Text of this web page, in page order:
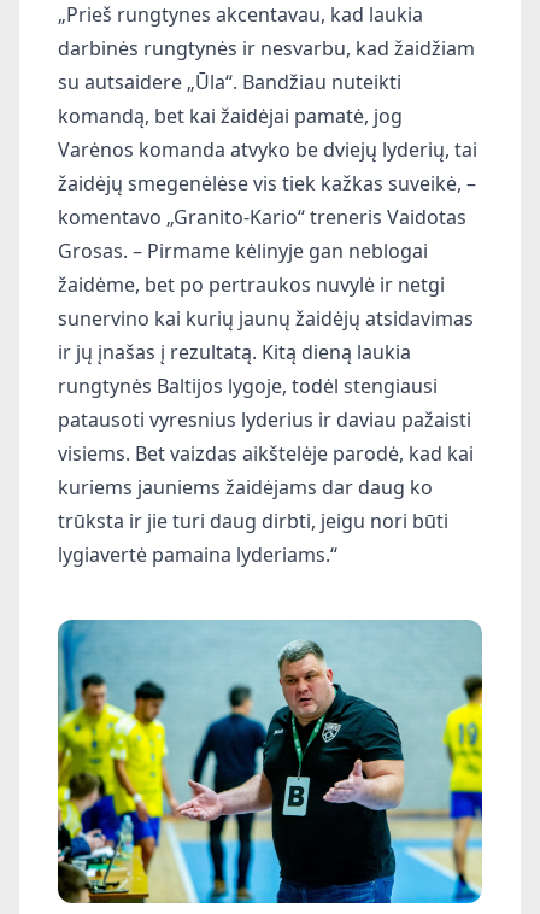
„Prieš rungtynes akcentavau, kad laukia
darbinės rungtynės ir nesvarbu, kad žaidžiam
su autsaidere „Ūla“. Bandžiau nuteikti
komandą, bet kai žaidėjai pamatė, jog
Varėnos komanda atvyko be dviejų lyderių, tai
žaidėjų smegenėlėse vis tiek kažkas suveikė, –
komentavo „Granito-Kario“ treneris Vaidotas
Grosas. – Pirmame kėlinyje gan neblogai
žaidėme, bet po pertraukos nuvylė ir netgi
sunervino kai kurių jaunų žaidėjų atsidavimas
ir jų įnašas į rezultatą. Kitą dieną laukia
rungtynės Baltijos lygoje, todėl stengiausi
patausoti vyresnius lyderius ir daviau pažaisti
visiems. Bet vaizdas aikštelėje parodė, kad kai
kuriems jauniems žaidėjams dar daug ko
trūksta ir jie turi daug dirbti, jeigu nori būti
lygiavertė pamaina lyderiams.“